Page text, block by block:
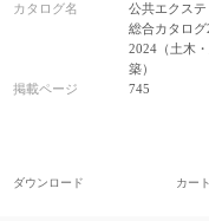
カタログ名
公共エクス
総合カタロ
2024（土木
築）
掲載ページ
745
ダウンロード カー